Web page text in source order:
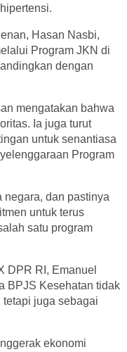
Hasan Nasbi,
Program JKN di
dengan
mengatakan bahwa
Ia juga turut
untuk senantiasa
Program
negara, dan pastinya
untuk terus
satu program
DPR RI, Emanuel
BPJS Kesehatan tidak
tetapi juga sebagai
ekonomi